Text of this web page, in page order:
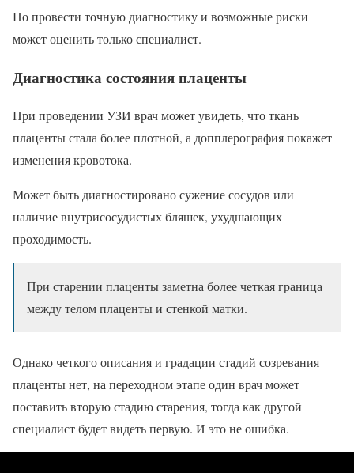
Но провести точную диагностику и возможные риски
может оценить только специалист.
Диагностика состояния плаценты
При проведении УЗИ врач может увидеть, что ткань
плаценты стала более плотной, а допплерография покажет
изменения кровотока.
Может быть диагностировано сужение сосудов или
наличие внутрисосудистых бляшек, ухудшающих
проходимость.
При старении плаценты заметна более четкая граница
между телом плаценты и стенкой матки.
Однако четкого описания и градации стадий созревания
плаценты нет, на переходном этапе один врач может
поставить вторую стадию старения, тогда как другой
специалист будет видеть первую. И это не ошибка.